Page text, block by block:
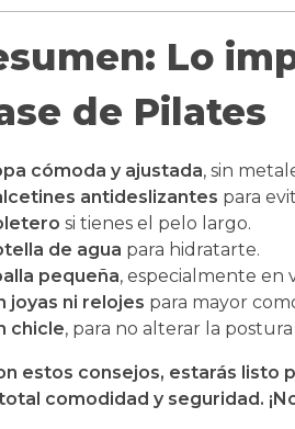
Lo
de Pilates
cómoda y ajustada, sin
antideslizantes para
si tienes el pelo largo.
de agua para hidratarte.
pequeña, especialmente en
joyas ni relojes para mayor
chicle, para no alterar la
estos consejos, estarás listo
comodidad y seguridad.